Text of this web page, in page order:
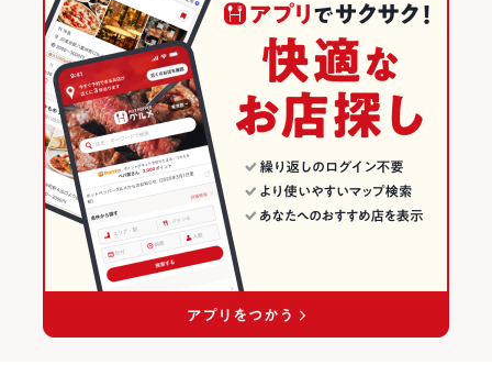
お子様連れ お子様連れ不可
ウェディン
グパーティ
ー二次会
お祝い・サ
プライズ対
可
持ち込み料金あり/プレート応相談でご用意いたします
金沢市他・野々市・白山・内灘の居酒屋ランキング
白山市のグルメランキング
白山市の居酒屋ランキング